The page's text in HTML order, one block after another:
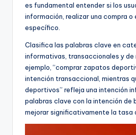
es fundamental entender si los
información, realizar una compra o
específico.
Clasifica las palabras clave en
informativas, transaccionales y de
ejemplo, “comprar zapatos
intención transaccional, mientras
deportivos” refleja una intención
palabras clave con la intención de
mejorar significativamente la tasa